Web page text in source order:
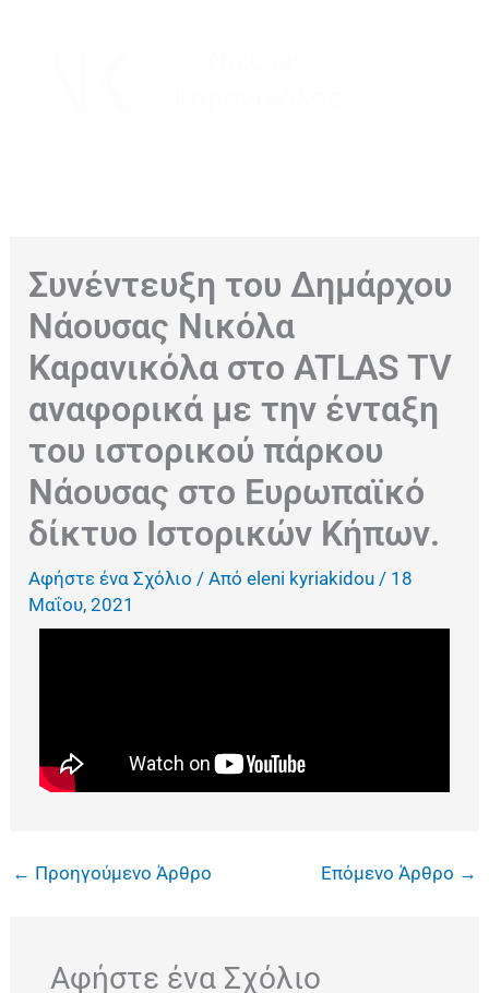
Συνέντευξη του Δημάρχου
Νάουσας Νικόλα
Καρανικόλα στο ATLAS TV
αναφορικά με την ένταξη
του ιστορικού πάρκου
Νάουσας στο Ευρωπαϊκό
δίκτυο Ιστορικών Κήπων.
Αφήστε ένα Σχόλιο / Απόeleni kyriakidou/ 18
Μαΐου, 2021
← Προηγούμενο Άρθρο Επόμενο Άρθρο →
Αφήστε ένα Σχόλιο